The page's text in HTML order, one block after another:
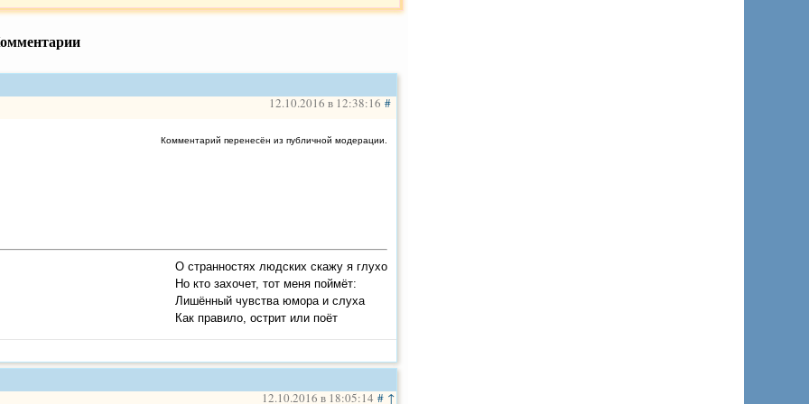
вот такой ураганной темой,вариантом хита,может,п
от пользователя tomas anders http://agentstvo-
сайта http://agentstvo-prazdnik.com/audio/performer/1224
солиста группы bad boys blue).
(экс солиста группы bad boys blue) предыдущий минус
reload. тональность оригинальная, 125 bpm
) – редакционная версия michaelrus info: для
12.10.2016 в 12:38:16 #
Комментарий перенесён из публичной модерации.
О странностях людских скажу я глухо
Но кто захочет, тот меня поймёт:
Лишённый чувства юмора и слуха
Как правило, острит или поёт
12.10.2016 в 18:05:14 # ↑